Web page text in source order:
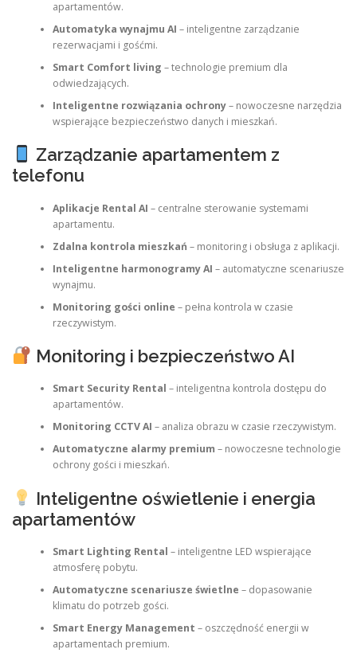
apartamentów.
Automatyka wynajmu AI – inteligentne zarządzanie
rezerwacjami i gośćmi.
Smart Comfort living – technologie premium dla
odwiedzających.
Inteligentne rozwiązania ochrony– nowoczesne narzędzia
wspierające bezpieczeństwo danych i mieszkań.
Zarządzanie apartamentem z
telefonu
Aplikacje Rental AI – centralne sterowanie systemami
apartamentu.
Zdalna kontrola mieszkań – monitoring i obsługa z aplikacji.
Inteligentne harmonogramy AI – automatyczne scenariusze
wynajmu.
Monitoring gości online – pełna kontrola w czasie
rzeczywistym.
Monitoring i bezpieczeństwo AI
Smart Security Rental – inteligentna kontrola dostępu do
apartamentów.
Monitoring CCTV AI – analiza obrazu w czasie rzeczywistym.
Automatyczne alarmy premium – nowoczesne technologie
ochrony gości i mieszkań.
Inteligentne oświetlenie i energia
apartamentów
Smart Lighting Rental – inteligentne LED wspierające
atmosferę pobytu.
Automatyczne scenariusze świetlne – dopasowanie
klimatu do potrzeb gości.
Smart Energy Management – oszczędność energii w
apartamentach premium.